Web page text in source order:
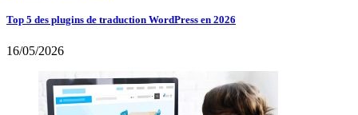
Top 5 des plugins de traduction WordPress en 2026
16/05/2026